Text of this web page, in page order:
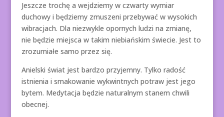
Jeszcze trochę a wejdziemy w czwarty wymiar
duchowy i będziemy zmuszeni przebywać w wysokich
wibracjach. Dla niezwykle opornych ludzi na zmianę,
nie będzie miejsca w takim niebiańskim świecie. Jest to
zrozumiałe samo przez się.
Anielski świat jest bardzo przyjemny. Tylko radość
istnienia i smakowanie wykwintnych potraw jest jego
bytem. Medytacja będzie naturalnym stanem chwili
obecnej.